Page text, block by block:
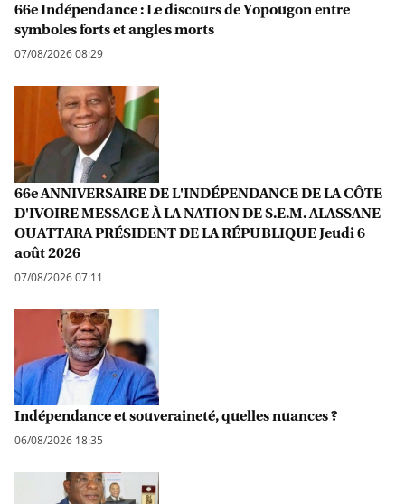
66e Indépendance : Le discours de Yopougon entre
symboles forts et angles morts
07/08/2026 08:29
66e ANNIVERSAIRE DE L'INDÉPENDANCE DE LA CÔTE
D'IVOIRE MESSAGE À LA NATION DE S.E.M. ALASSANE
OUATTARA PRÉSIDENT DE LA RÉPUBLIQUE Jeudi 6
août 2026
07/08/2026 07:11
Indépendance et souveraineté, quelles nuances ?
06/08/2026 18:35